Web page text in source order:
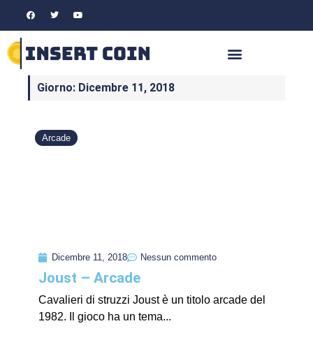
Giorno: Dicembre 11, 2018
Arcade
Dicembre 11, 2018 Nessun commento
Joust – Arcade
Cavalieri di struzzi Joust è un titolo arcade del
1982. Il gioco ha un tema...